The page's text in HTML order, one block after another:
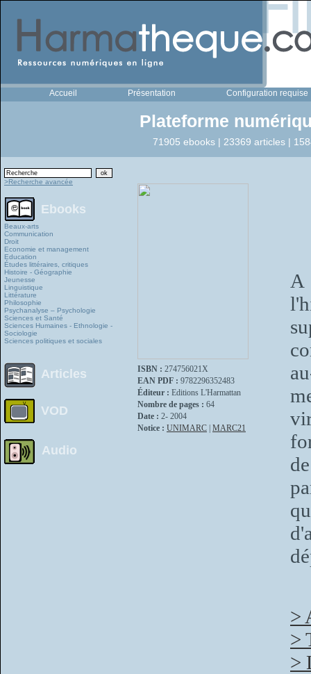
Accueil Présentation Configuration requise
Plateforme
71905 ebooks | 23369 articles |
>Recherche avancée
Ebooks
Beaux-arts
Communication
Droit
Economie et management
Education
Études littéraires, critiques
Histoire - Géographie
Jeunesse
Linguistique
Littérature
Philosophie
Psychanalyse – Psychologie
Sciences et Santé
Sciences Humaines - Ethnologie -
Sociologie
Sciences politiques et sociales
Articles
VOD
Audio
ISBN : 274756021X
EAN PDF : 9782296352483
Éditeur : Editions L'Harmattan
Nombre de pages : 64
Date : 2- 2004
Notice : UNIMARC MARC21
A
>
>
>